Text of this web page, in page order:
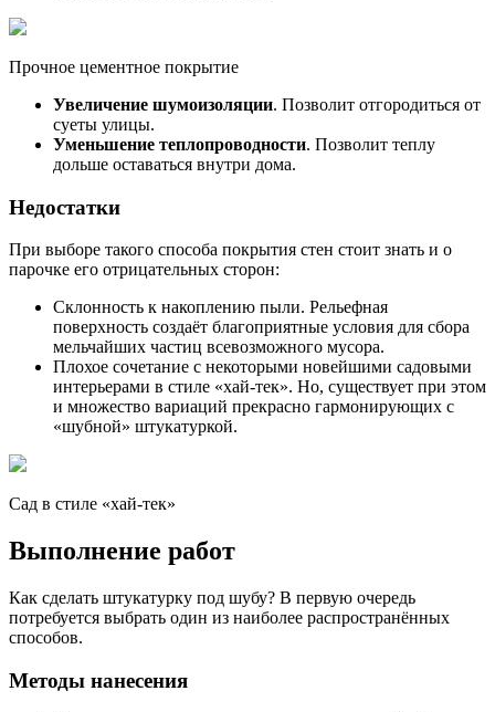
Прочное цементное покрытие
Увеличение шумоизоляции. Позволит отгородиться от
суеты улицы.
Уменьшение теплопроводности. Позволит теплу
дольше оставаться внутри дома.
Недостатки
При выборе такого способа покрытия стен стоит знать и о
парочке его отрицательных сторон:
Склонность к накоплению пыли. Рельефная
поверхность создаёт благоприятные условия для сбора
мельчайших частиц всевозможного мусора.
Плохое сочетание с некоторыми новейшими садовыми
интерьерами в стиле «хай-тек». Но, существует при этом
и множество вариаций прекрасно гармонирующих с
«шубной» штукатуркой.
Сад в стиле «хай-тек»
Выполнение работ
Как сделать штукатурку под шубу? В первую очередь
потребуется выбрать один из наиболее распространённых
способов.
Методы нанесения